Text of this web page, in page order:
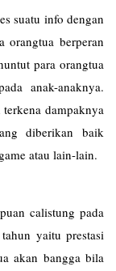
suatu info dengan
orangtua berperan
para orangtua
anak-anaknya.
dampaknya
diberikan baik
atau lain-lain.
calistung pada
yaitu prestasi
akan bangga bila